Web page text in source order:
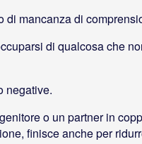
mancanza di
di qualcosa che
negative.
o un partner in
finisce anche per